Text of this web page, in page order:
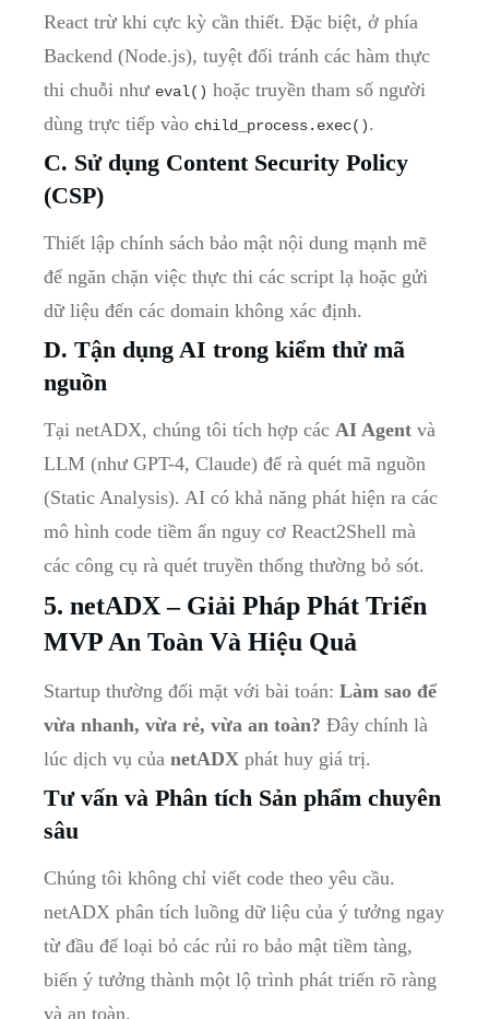
React trừ khi cực kỳ cần thiết. Đặc biệt, ở phía
Backend (Node.js), tuyệt đối tránh các hàm thực
thi chuỗi như eval() hoặc truyền tham số người
dùng trực tiếp vào child_process.exec().
C. Sử dụng Content Security Policy
(CSP)
Thiết lập chính sách bảo mật nội dung mạnh mẽ
để ngăn chặn việc thực thi các script lạ hoặc gửi
dữ liệu đến các domain không xác định.
D. Tận dụng AI trong kiểm thử mã
nguồn
Tại netADX, chúng tôi tích hợp các AI Agent và
LLM (như GPT-4, Claude) để rà quét mã nguồn
(Static Analysis). AI có khả năng phát hiện ra các
mô hình code tiềm ẩn nguy cơ React2Shell mà
các công cụ rà quét truyền thống thường bỏ sót.
5. netADX – Giải Pháp Phát Triển
MVP An Toàn Và Hiệu Quả
Startup thường đối mặt với bài toán: Làm sao để
vừa nhanh, vừa rẻ, vừa an toàn? Đây chính là
lúc dịch vụ của netADX phát huy giá trị.
Tư vấn và Phân tích Sản phẩm chuyên
sâu
Chúng tôi không chỉ viết code theo yêu cầu.
netADX phân tích luồng dữ liệu của ý tưởng ngay
từ đầu để loại bỏ các rủi ro bảo mật tiềm tàng,
biến ý tưởng thành một lộ trình phát triển rõ ràng
và an toàn.